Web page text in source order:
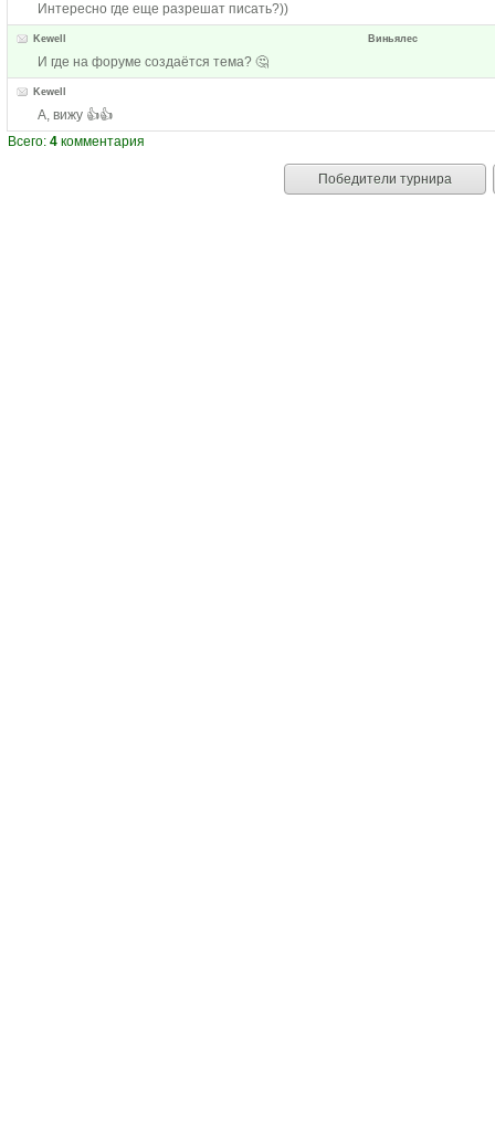
Интересно где еще разрешат писать?))
Kewell Виньялес
И где на форуме создаётся тема? 🤔
Kewell
А, вижу 👍👍
Всего: 4 комментария
Победители турнира